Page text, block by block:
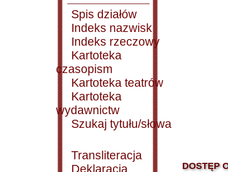
Spis działów
Indeks nazwisk
Indeks rzeczowy
Kartoteka
czasopism
Kartoteka teatrów
Kartoteka
wydawnictw
Szukaj tytułu/słowa
Transliteracja
Deklaracja
DOSTĘP